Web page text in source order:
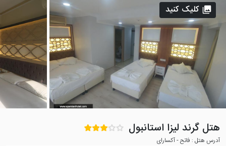
هتل گرند لیزا استانبول
آدرس هتل : فاتح - آکسارای
کلیک کنید